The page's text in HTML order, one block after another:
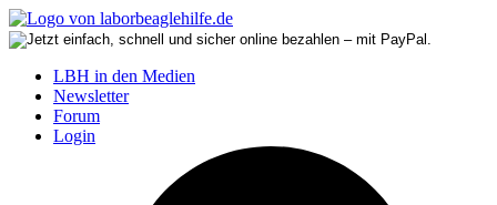
LBH in den Medien
Newsletter
Forum
Login